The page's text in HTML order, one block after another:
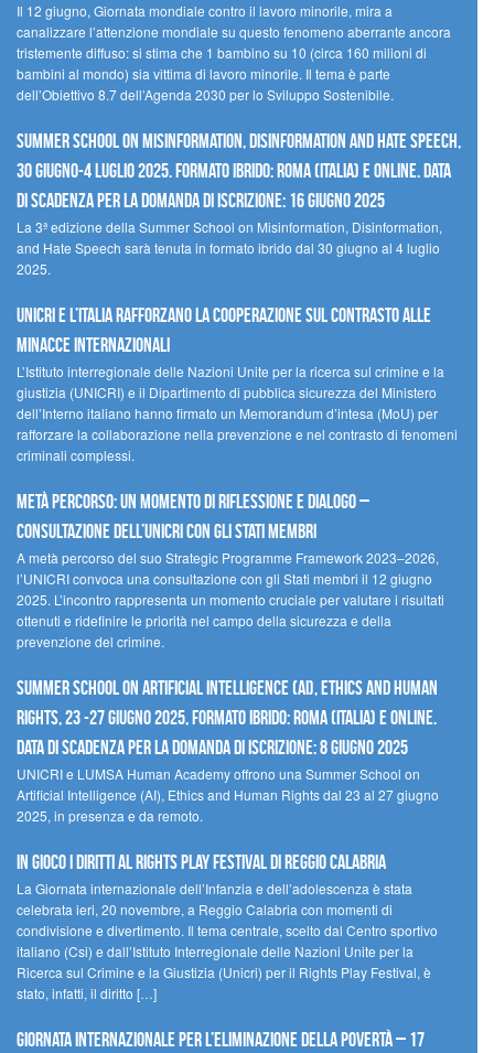
Il 12 giugno, Giornata mondiale contro il lavoro minorile, mira a
canalizzare l’attenzione mondiale su questo fenomeno aberrante ancora
tristemente diffuso: si stima che 1 bambino su 10 (circa 160 milioni di
bambini al mondo) sia vittima di lavoro minorile. Il tema è parte
dell’Obiettivo 8.7 dell’Agenda 2030 per lo Sviluppo Sostenibile.
Summer School on Misinformation, Disinformation and Hate Speech,
30 giugno-4 luglio 2025. Formato ibrido: Roma (Italia) e online. Data
di scadenza per la domanda di iscrizione: 16 giugno 2025
La 3ª edizione della Summer School on Misinformation, Disinformation,
and Hate Speech sarà tenuta in formato ibrido dal 30 giugno al 4 luglio
2025.
UNICRI e l’Italia rafforzano la cooperazione sul contrasto alle
minacce internazionali
L’Istituto interregionale delle Nazioni Unite per la ricerca sul crimine e la
giustizia (UNICRI) e il Dipartimento di pubblica sicurezza del Ministero
dell’Interno italiano hanno firmato un Memorandum d’intesa (MoU) per
rafforzare la collaborazione nella prevenzione e nel contrasto di fenomeni
criminali complessi.
Metà percorso: un momento di riflessione e dialogo –
Consultazione dell’UNICRI con gli Stati membri
A metà percorso del suo Strategic Programme Framework 2023–2026,
l’UNICRI convoca una consultazione con gli Stati membri il 12 giugno
2025. L’incontro rappresenta un momento cruciale per valutare i risultati
ottenuti e ridefinire le priorità nel campo della sicurezza e della
prevenzione del crimine.
Summer School on Artificial Intelligence (AI), Ethics and Human
Rights, 23 -27 giugno 2025, Formato Ibrido: Roma (Italia) e online.
Data di scadenza per la domanda di iscrizione: 8 giugno 2025
UNICRI e LUMSA Human Academy offrono una Summer School on
Artificial Intelligence (AI), Ethics and Human Rights dal 23 al 27 giugno
2025, in presenza e da remoto.
In gioco i diritti al Rights Play Festival di Reggio Calabria
La Giornata internazionale dell’Infanzia e dell’adolescenza è stata
celebrata ieri, 20 novembre, a Reggio Calabria con momenti di
condivisione e divertimento. Il tema centrale, scelto dal Centro sportivo
italiano (Csi) e dall’Istituto Interregionale delle Nazioni Unite per la
Ricerca sul Crimine e la Giustizia (Unicri) per il Rights Play Festival, è
stato, infatti, il diritto […]
Giornata internazionale per l’eliminazione della povertà – 17